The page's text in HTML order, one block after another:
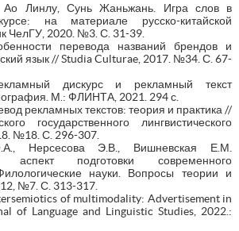
Линлу, Сунь Жаньжань. Игра слов в
на материале русско-китайской
ЧелГУ, 2020. №3. С. 31-39.
перевода названий брендов и
язык // Studia Culturae, 2017. №34. С. 67-
дискурс и рекламный текст
М.: ФЛИНТА, 2021. 294 с.
рекламных текстов: теория и практика //
государственного лингвистического
№18. С. 296-307.
Нерсесова Э.В., Вишневская Е.М.
аспект подготовки современного
науки. Вопросы теории и
12, №7. С. 313-317.
of multimodality: Advertisement in
of Language and Linguistic Studies, 2022.: